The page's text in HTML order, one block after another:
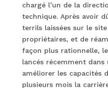
chargé l’un de la
technique. Après avoir
terrils laissées sur le
propriétaires, et de
façon plus rationnelle,
lancés récemment dans
améliorer les capacités
plusieurs mois la